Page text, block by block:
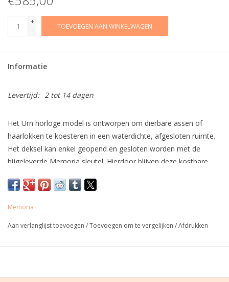
+
-
TOEVOEGEN AAN WINKELWAGEN
Informatie
Levertijd: 2 tot 14 dagen
Het Urn horloge model is ontworpen om dierbare assen of
haarlokken te koesteren in een waterdichte, afgesloten ruimte.
Het deksel kan enkel geopend en gesloten worden met de
bijgeleverde Memoria sleutel. Hierdoor blijven deze kostbare
personaliseren met een dierbare tekst, vingerafdruk of een
Gemaakt van edelstaal in België. 10 jaar garantie.
Memoria
Aan verlanglijst toevoegen /Toevoegen om te vergelijken /Afdrukken